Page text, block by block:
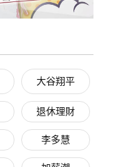
大谷翔平
退休理財
李多慧